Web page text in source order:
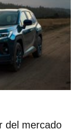
del mercado